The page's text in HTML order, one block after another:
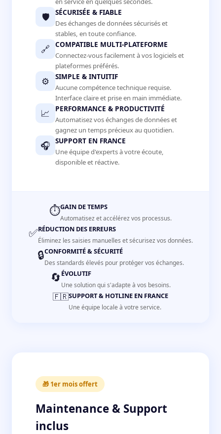
🛡️ SÉCURISÉE & FIABLE
Des échanges de données sécurisés et
stables, en toute confiance.
🔗 COMPATIBLE MULTI-PLATEFORME
Connectez-vous facilement à vos logiciels et
plateformes préférés.
⚙️ SIMPLE & INTUITIF
Aucune compétence technique requise.
Interface claire et prise en main immédiate.
📈 PERFORMANCE & PRODUCTIVITÉ
Automatisez vos échanges de données et
gagnez un temps précieux au quotidien.
🎧 SUPPORT EN FRANCE
Une équipe d'experts à votre écoute,
disponible et réactive.
⏱️GAIN DE TEMPS
Automatisez et accélérez vos processus.
✅RÉDUCTION DES ERREURS
Éliminez les saisies manuelles et sécurisez vos données.
🔒CONFORMITÉ & SÉCURITÉ
Des standards élevés pour protéger vos échanges.
🔄ÉVOLUTIF
Une solution qui s'adapte à vos besoins.
🇫🇷SUPPORT & HOTLINE EN FRANCE
Une équipe locale à votre service.
🎁 1er mois offert
Maintenance & Support
inclus